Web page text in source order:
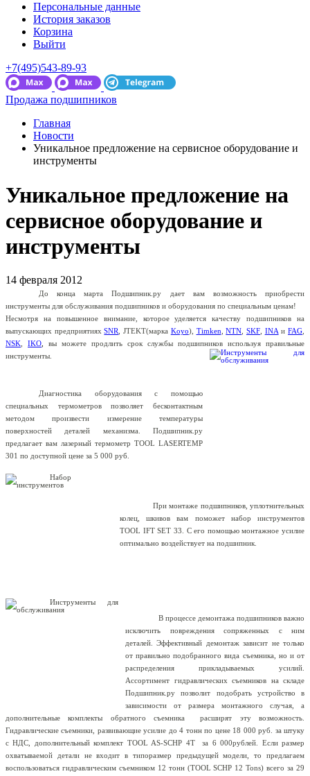
Персональные данные
История заказов
Корзина
Выйти
+7(495)543-89-93
Продажа подшипников
Главная
Новости
Уникальное предложение на сервисное оборудование и
инструменты
Уникальное предложение на
сервисное оборудование и
инструменты
14 февраля 2012
До конца марта Подшипник.ру дает вам возможность приобрести
инструменты для обслуживания подшипников и оборудования по специальным ценам!
Несмотря на повышенное внимание, которое уделяется качеству подшипников на
выпускающих предприятияхSNR ,JTEKT(марка Koyo), Timken ,NTN SKF, INA иFAG
NSK
IKO
вы можете продлить срок службы подшипников используя правильные
инструменты.
Диагностика оборудования с помощью
специальных термометров позволяет бесконтактным
методом произвести измерение температуры
поверхностей деталей механизма. Подшипник.ру
предлагает вам лазерный термометр TOOL LASERTEMP
301 по доступной цене за 5 000 руб.
При монтаже подшипников, уплотнительных
колец, шкивов вам поможет набор инструментов
TOOL IFT SET 33. С его помощью монтажное усилие
оптимально воздействует на подшипник.
В процессе демонтажа подшипников важно
исключить повреждения сопряженных с ним
деталей. Эффективный демонтаж зависит не только
от правильно подобранного вида съемника, но и от
распределения прикладываемых усилий.
Ассортимент гидравлических съемников на складе
Подшипник.ру позволит подобрать устройство в
зависимости от размера монтажного случая, а
дополнительные комплекты обратного съемника
расширят эту возможность.
Гидравлические съемники, развивающие усилие до 4 тонн по цене 18 000 руб. за штуку
с НДС, дополнительный комплект TOOL AS-SCHP 4T
за 6 000рублей. Если размер
охватываемой детали не входит в типоразмер предыдущей модели, то предлагаем
воспользоваться гидравлическим съемником 12 тонн (TOOL SCHP 12Tons) всего за 29